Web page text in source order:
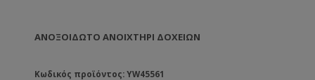
ΑΝΟΞΟΊΔΩΤΟ ΑΝΟΙΧΤΉΡΙ ΔΟΧΕΊΩΝ
Κωδικός προϊόντος: YW45561